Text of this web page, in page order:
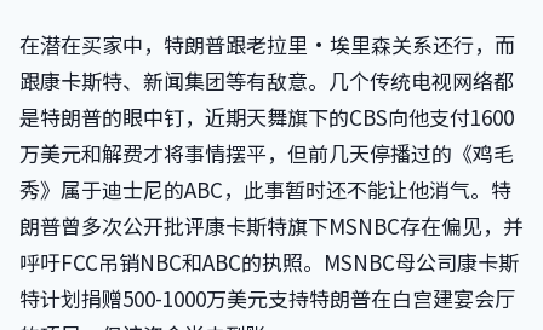
在潜在买家中，特朗普跟老拉里·埃里森关系还行，而
跟康卡斯特、新闻集团等有敌意。几个传统电视网络都
是特朗普的眼中钉，近期天舞旗下的CBS向他支付1600
万美元和解费才将事情摆平，但前几天停播过的《鸡毛
秀》属于迪士尼的ABC，此事暂时还不能让他消气。特
朗普曾多次公开批评康卡斯特旗下MSNBC存在偏见，并
呼吁FCC吊销NBC和ABC的执照。MSNBC母公司康卡斯
特计划捐赠500-1000万美元支持特朗普在白宫建宴会厅